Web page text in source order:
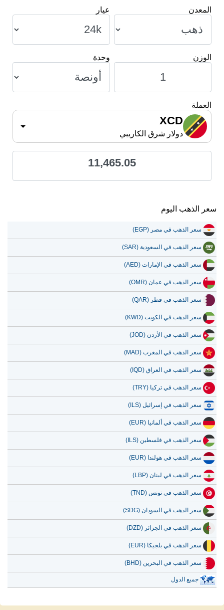
المعدن
عيار
الوزن وحدة
العملة
XCD
دولار شرق الكاريبي
11,465.05
سعر الذهب اليوم
سعر الذهب في مصر (EGP)
سعر الذهب في السعودية (SAR)
سعر الذهب في الإمارات (AED)
سعر الذهب في عمان (OMR)
سعر الذهب في قطر (QAR)
سعر الذهب في الكويت (KWD)
سعر الذهب في الأردن (JOD)
سعر الذهب في المغرب (MAD)
سعر الذهب في العراق (IQD)
سعر الذهب في تركيا (TRY)
سعر الذهب في إسرائيل (ILS)
سعر الذهب في ألمانيا (EUR)
سعر الذهب في فلسطين (ILS)
سعر الذهب في هولندا (EUR)
سعر الذهب في لبنان (LBP)
سعر الذهب في تونس (TND)
سعر الذهب في السودان (SDG)
سعر الذهب في الجزائر (DZD)
سعر الذهب في بلجيكا (EUR)
سعر الذهب في البحرين (BHD)
جميع الدول